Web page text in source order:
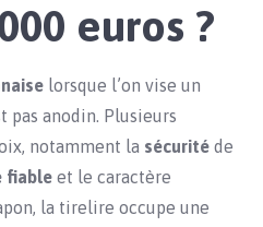
euros ?
lorsque l’on vise un
pas anodin. Plusieurs
notamment la sécuritéde
fiableet le caractère
la tirelire occupe une